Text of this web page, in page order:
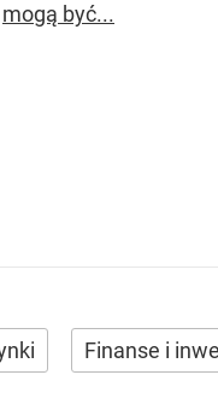
mogą być...
Finanse i